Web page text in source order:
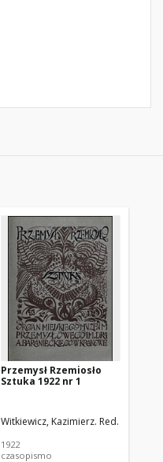
Przemysł Rzemiosło
Sztuka 1922 nr 1
Witkiewicz, Kazimierz. Red.
1922
czasopismo